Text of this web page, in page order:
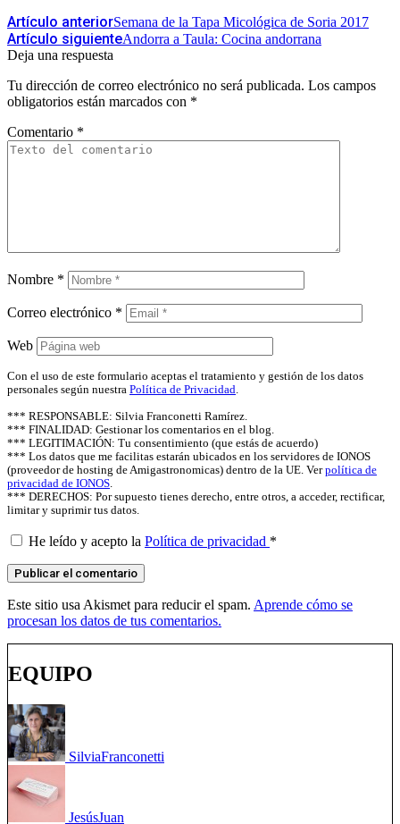
Artículo anteriorSemana de la Tapa Micológica de Soria 2017
Artículo siguienteAndorra a Taula: Cocina andorrana
Deja una respuesta
Tu dirección de correo electrónico no será publicada. Los campos
obligatorios están marcados con *
Comentario *
Nombre *
Correo electrónico *
Web
Con el uso de este formulario aceptas el tratamiento y gestión de los datos
personales según nuestra Política de Privacidad.
*** RESPONSABLE: Silvia Franconetti Ramírez.
*** FINALIDAD: Gestionar los comentarios en el blog.
*** LEGITIMACIÓN: Tu consentimiento (que estás de acuerdo)
*** Los datos que me facilitas estarán ubicados en los servidores de IONOS
(proveedor de hosting de Amigastronomicas) dentro de la UE. Verpolítica de
privacidad de IONOS.
*** DERECHOS: Por supuesto tienes derecho, entre otros, a acceder, rectificar,
limitar y suprimir tus datos.
He leído y acepto la Política de privacidad *
Este sitio usa Akismet para reducir el spam. Aprende cómo se
procesan los datos de tus comentarios.
EQUIPO
SilviaFranconetti
JesúsJuan